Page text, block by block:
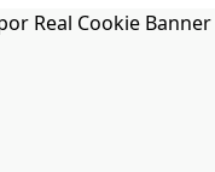
Real Cookie Banner